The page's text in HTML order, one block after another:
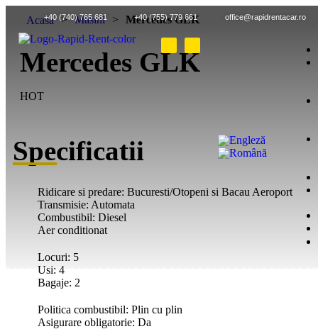
+40 (740) 765 681 +40 (755) 779 661 office@rapidrentacar.ro
Acasa > Masini > Mercedes GLK
Mercedes GLK
HOT
Specificatii
Ridicare si predare: Bucuresti/Otopeni si Bacau Aeroport
Transmisie: Automata
Combustibil: Diesel
Aer conditionat
Locuri: 5
Usi: 4
Bagaje: 2
Politica combustibil: Plin cu plin
Asigurare obligatorie: Da